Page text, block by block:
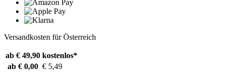
Versandkosten für Österreich
ab € 49,90 kostenlos*
ab € 0,00 € 5,49